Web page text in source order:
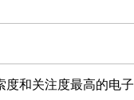
度和关注度最高的电子